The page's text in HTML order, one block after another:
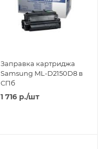
Заправка картриджа
Samsung ML-D2150D8 в
СПб
1 716р./шт